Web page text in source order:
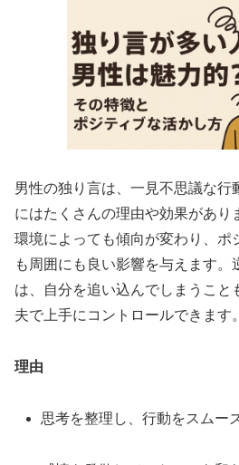
男性の独り言は、一見不思議な行
にはたくさんの理由や効果があり
環境によっても傾向が変わり、ポ
も周囲にも良い影響を与えます
は、自分を追い込んでしまうこと
夫で上手にコントロールできます。
理由
思考を整理し、行動をスムー